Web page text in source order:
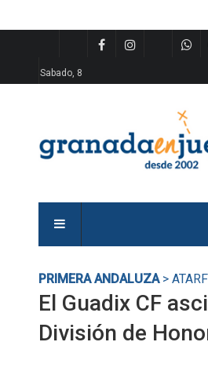
Sabado, 8
PRIMERA ANDALUZA>
El Guadix CF
División de